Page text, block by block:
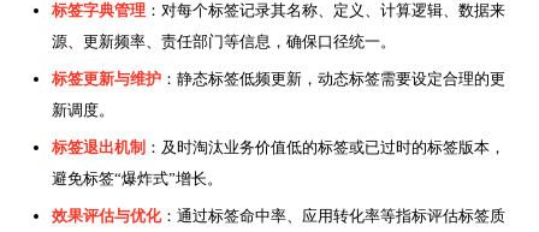
标签字典管理 ：对每个标签记录其名称、定义、计算逻辑、数据来
源、更新频率、责任部门等信息，确保口径统一。
标签更新与维护 ：静态标签低频更新，动态标签需要设定合理的更
新调度。
标签退出机制 ：及时淘汰业务价值低的标签或已过时的标签版本，
避免标签“爆炸式”增长。
效果评估与优化：通过标签命中率、应用转化率等指标评估标签质